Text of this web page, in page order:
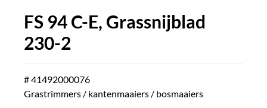
FS 94 C-E, Grassnijblad
230-2
# 41492000076
Grastrimmers / kantenmaaiers / bosmaaiers